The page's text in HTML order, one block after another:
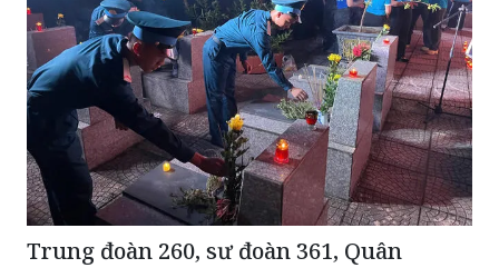
Trung đoàn 260, sư đoàn 361, Quân